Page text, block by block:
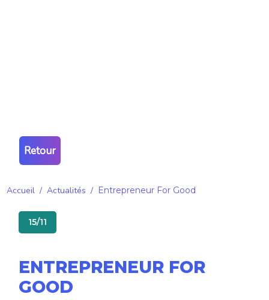
Retour
Accueil / Actualités / Entrepreneur For Good
15/11
ENTREPRENEUR FOR
GOOD